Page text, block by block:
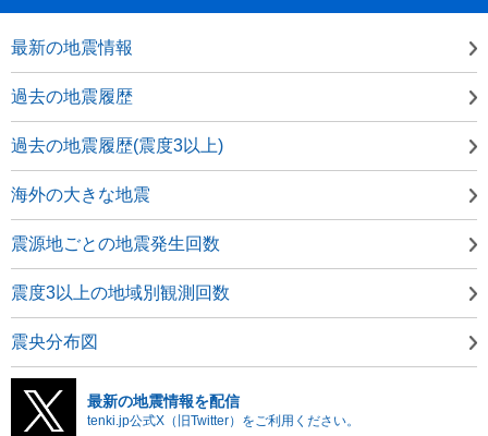
最新の地震情報
過去の地震履歴
過去の地震履歴(震度3以上)
海外の大きな地震
震源地ごとの地震発生回数
震度3以上の地域別観測回数
震央分布図
最新の地震情報を配信
tenki.jp公式X（旧Twitter）をご利用ください。